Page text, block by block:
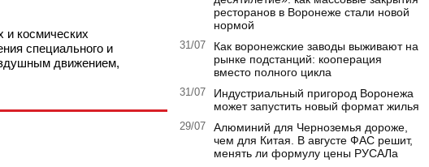
и космических
специального и
движением,
ресторанов в Воронеже стали новой
нормой
31/07
Как воронежские заводы выживают на
рынке подстанций: кооперация
вместо полного цикла
31/07
Индустриальный пригород Воронежа
может запустить новый формат жилья
29/07
Алюминий для Черноземья дороже,
чем для Китая. В августе ФАС решит,
менять ли формулу цены РУСАЛа